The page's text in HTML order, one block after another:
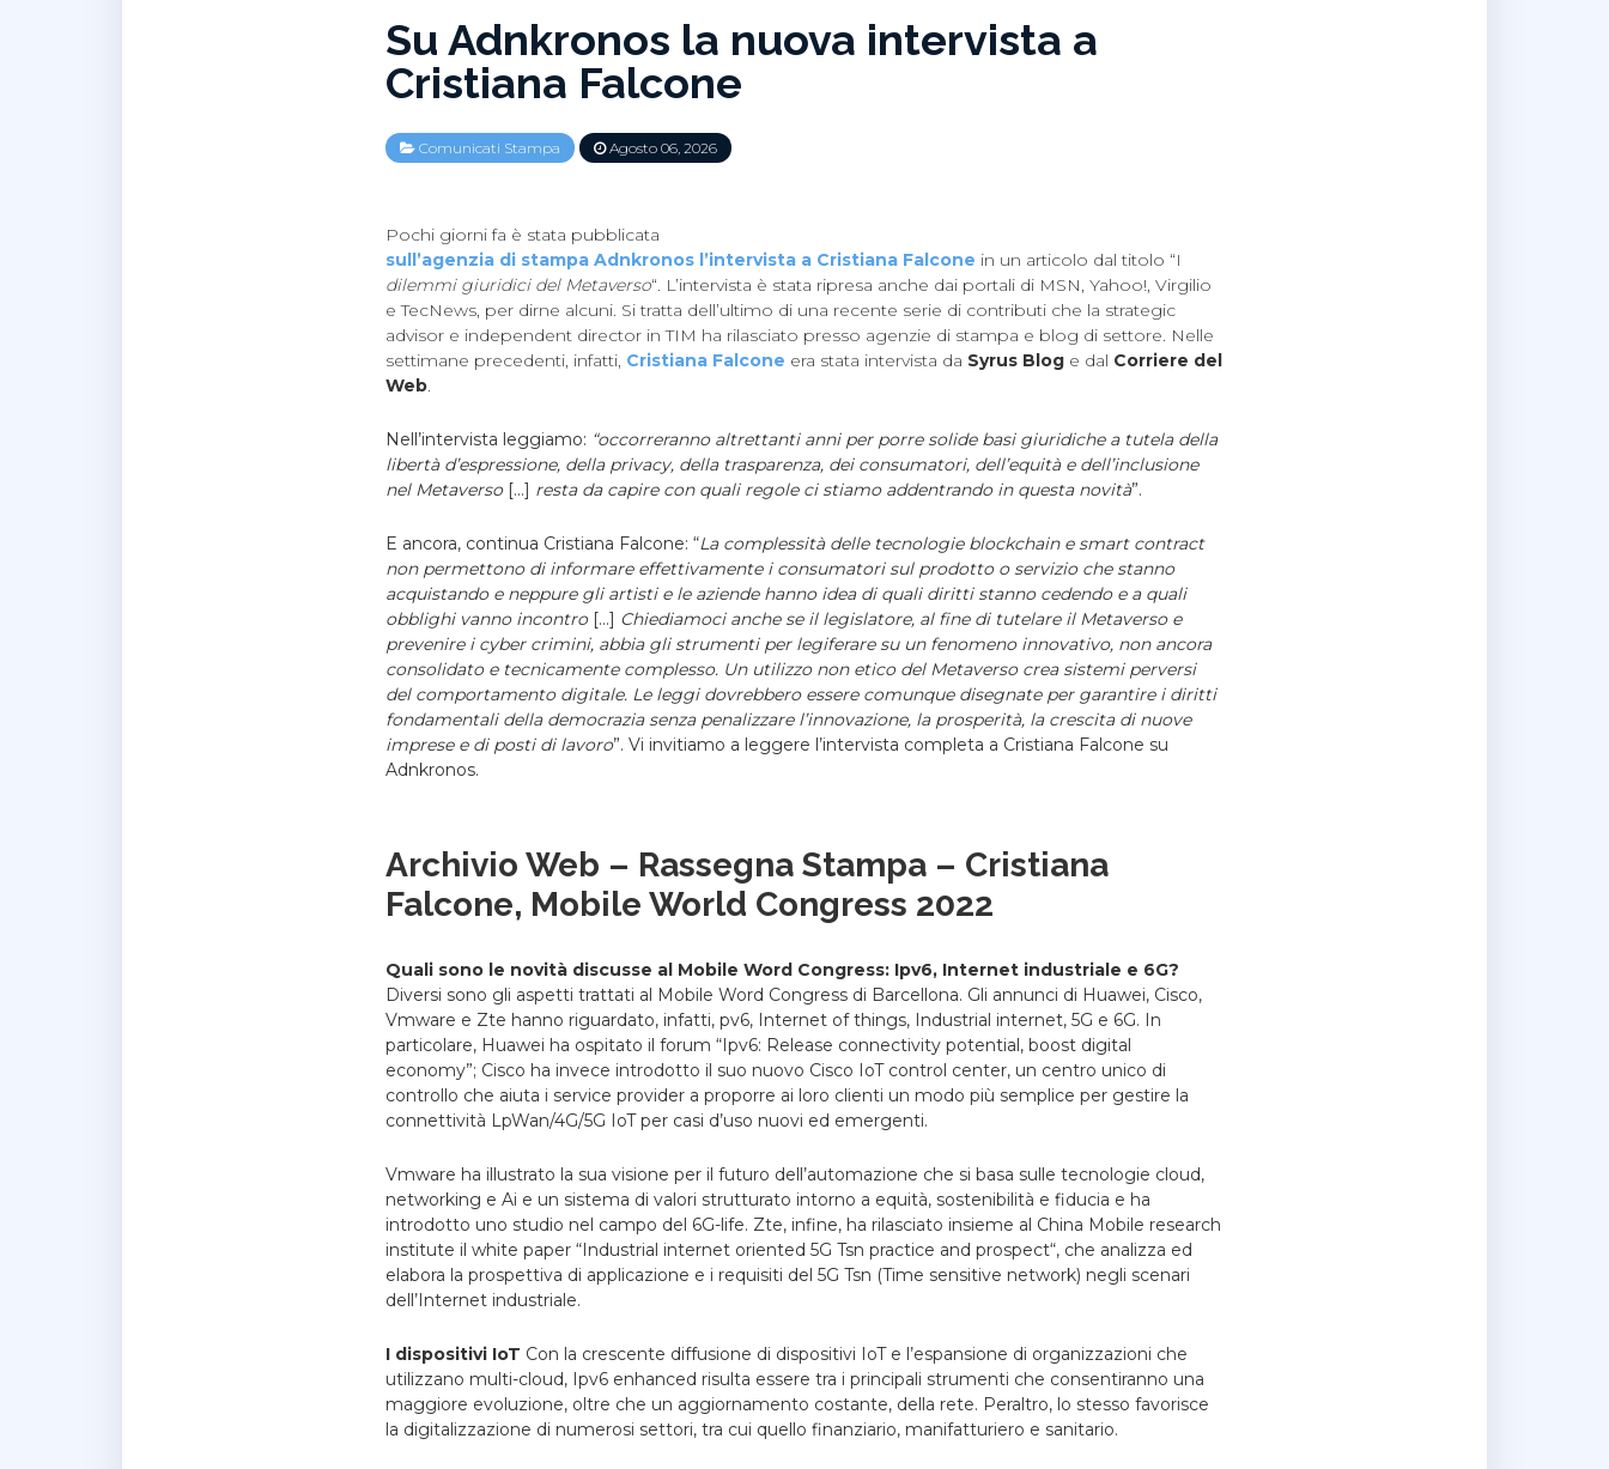
Su Adnkronos la nuova intervista a
Cristiana Falcone
Comunicati Stampa Agosto 06, 2026
Pochi giorni fa è stata pubblicata
sull’agenzia di stampa Adnkronos l’intervista a Cristiana Falcone in un articolo dal titolo “I
dilemmi giuridici del Metaverso“. L’intervista è stata ripresa anche dai portali di MSN, Yahoo!, Virgilio
e TecNews, per dirne alcuni. Si tratta dell’ultimo di una recente serie di contributi che la strategic
advisor e independent director in TIM ha rilasciato presso agenzie di stampa e blog di settore. Nelle
settimane precedenti, infatti, Cristiana Falcone era stata intervista da Syrus Blog e dal Corriere del
Web.
Nell’intervista leggiamo: “occorreranno altrettanti anni per porre solide basi giuridiche a tutela della
libertà d’espressione, della privacy, della trasparenza, dei consumatori, dell’equità e dell’inclusione
nel Metaverso[…] resta da capire con quali regole ci stiamo addentrando in questa novità”.
E ancora, continua Cristiana Falcone: “La complessità delle tecnologie blockchain e smart contract
non permettono di informare effettivamente i consumatori sul prodotto o servizio che stanno
acquistando e neppure gli artisti e le aziende hanno idea di quali diritti stanno cedendo e a quali
obblighi vanno incontro[…] Chiediamoci anche se il legislatore, al fine di tutelare il Metaverso e
prevenire i cyber crimini, abbia gli strumenti per legiferare su un fenomeno innovativo, non ancora
consolidato e tecnicamente complesso. Un utilizzo non etico del Metaverso crea sistemi perversi
del comportamento digitale. Le leggi dovrebbero essere comunque disegnate per garantire i diritti
fondamentali della democrazia senza penalizzare l’innovazione, la prosperità, la crescita di nuove
imprese e di posti di lavoro”. Vi invitiamo a leggere l’intervista completa a Cristiana Falcone su
Adnkronos.
Archivio Web – Rassegna Stampa – Cristiana
Falcone, Mobile World Congress 2022
Quali sono le novità discusse al Mobile Word Congress: Ipv6, Internet industriale e 6G?
Diversi sono gli aspetti trattati al Mobile Word Congress di Barcellona. Gli annunci di Huawei, Cisco,
Vmware e Zte hanno riguardato, infatti, pv6, Internet of things, Industrial internet, 5G e 6G. In
particolare, Huawei ha ospitato il forum “Ipv6: Release connectivity potential, boost digital
economy”; Cisco ha invece introdotto il suo nuovo Cisco IoT control center, un centro unico di
controllo che aiuta i service provider a proporre ai loro clienti un modo più semplice per gestire la
connettività LpWan/4G/5G IoT per casi d’uso nuovi ed emergenti.
Vmware ha illustrato la sua visione per il futuro dell’automazione che si basa sulle tecnologie cloud,
networking e Ai e un sistema di valori strutturato intorno a equità, sostenibilità e fiducia e ha
introdotto uno studio nel campo del 6G-life. Zte, infine, ha rilasciato insieme al China Mobile research
institute il white paper “Industrial internet oriented 5G Tsn practice and prospect“, che analizza ed
elabora la prospettiva di applicazione e i requisiti del 5G Tsn (Time sensitive network) negli scenari
dell’Internet industriale.
I dispositivi IoT Con la crescente diffusione di dispositivi IoT e l’espansione di organizzazioni che
utilizzano multi-cloud, Ipv6 enhanced risulta essere tra i principali strumenti che consentiranno una
maggiore evoluzione, oltre che un aggiornamento costante, della rete. Peraltro, lo stesso favorisce
la digitalizzazione di numerosi settori, tra cui quello finanziario, manifatturiero e sanitario.